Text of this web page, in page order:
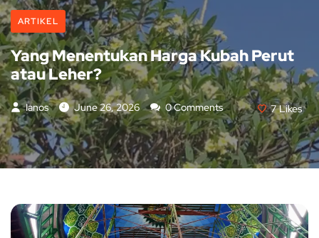
ARTIKEL
Yang Menentukan Harga Kubah Perut
atau Leher?
Ianos June 26, 2026 0 Comments 7 Likes